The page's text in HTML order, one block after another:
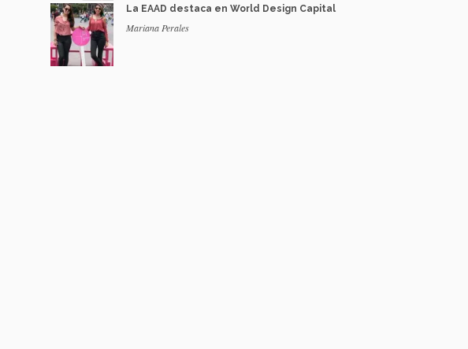
La EAAD destaca en World Design Capital
Mariana Perales